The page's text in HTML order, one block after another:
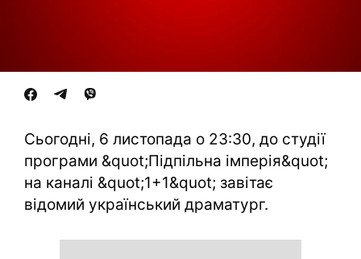
Сьогодні, 6 листопада о 23:30, до студії
програми &quot;Підпільна імперія&quot;
на каналі &quot;1+1&quot; завітає
відомий український драматург.